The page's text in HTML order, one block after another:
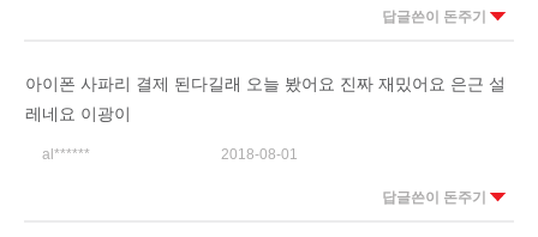
답글쓴이 돈주기
아이폰 사파리 결제 된다길래 오늘 봤어요 진짜 재밌어요 은근 설
레네요 이광이
al****** 2018-08-01
답글쓴이 돈주기